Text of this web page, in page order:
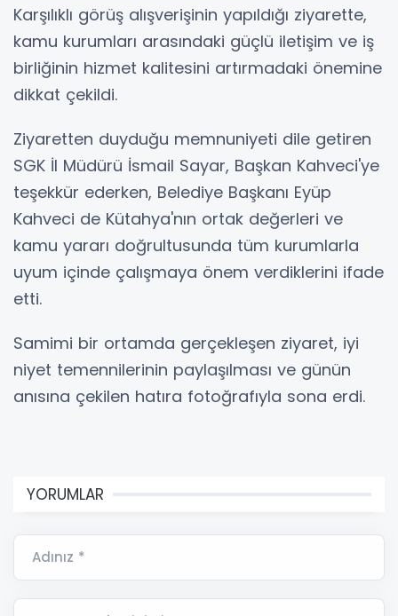
Karşılıklı görüş alışverişinin yapıldığı ziyarette,
kamu kurumları arasındaki güçlü iletişim ve iş
birliğinin hizmet kalitesini artırmadaki önemine
dikkat çekildi.
Ziyaretten duyduğu memnuniyeti dile getiren
SGK İl Müdürü İsmail Sayar, Başkan Kahveci'ye
teşekkür ederken, Belediye Başkanı Eyüp
Kahveci de Kütahya'nın ortak değerleri ve
kamu yararı doğrultusunda tüm kurumlarla
uyum içinde çalışmaya önem verdiklerini ifade
etti.
Samimi bir ortamda gerçekleşen ziyaret, iyi
niyet temennilerinin paylaşılması ve günün
anısına çekilen hatıra fotoğrafıyla sona erdi.
YORUMLAR
Adınız *